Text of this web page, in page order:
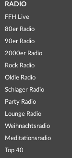
RADIO
FFH Live
80er Radio
90er Radio
2000er Radio
Rock Radio
Oldie Radio
Schlager Radio
Party Radio
Lounge Radio
Weihnachtsradio
Meditationsradio
Top 40